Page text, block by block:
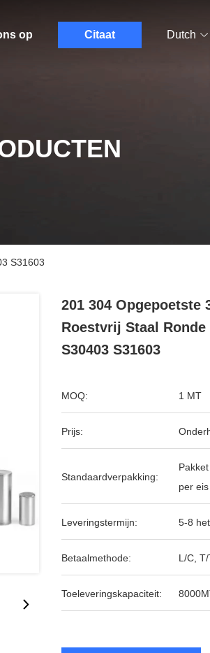
op Citaat Dutch
S31603
201 304 Opgepoetste
Roestvrij Staal Ronde
S30403 S31603
MOQ: 1 MT
Prijs:
Standaardverpakking:
per
Leveringstermijn: 5-8
Betaalmethode: L/C,
Toeleveringskapaciteit: